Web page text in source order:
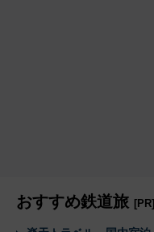
おすすめ鉄道旅 [PR]